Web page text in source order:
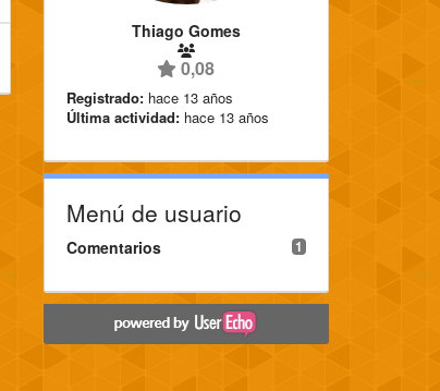
Thiago Gomes
0,08
Registrado: hace 13 años
Última actividad: hace 13 años
Menú de usuario
1
Comentarios